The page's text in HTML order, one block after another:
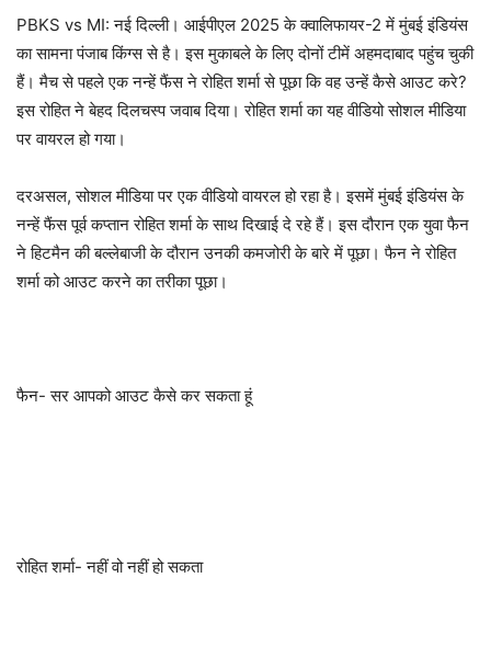
PBKS vs MI: नई दिल्ली। आईपीएल 2025 के क्वालिफायर-2 में मुंबई इंडियंस
का सामना पंजाब किंग्स से है। इस मुकाबले के लिए दोनों टीमें अहमदाबाद पहुंच चुकी
हैं। मैच से पहले एक नन्हें फैंस ने रोहित शर्मा से पूछा कि वह उन्हें कैसे आउट करे?
इस रोहित ने बेहद दिलचस्प जवाब दिया। रोहित शर्मा का यह वीडियो सोशल मीडिया
पर वायरल हो गया।
दरअसल, सोशल मीडिया पर एक वीडियो वायरल हो रहा है। इसमें मुंबई इंडियंस के
नन्हें फैंस पूर्व कप्तान रोहित शर्मा के साथ दिखाई दे रहे हैं। इस दौरान एक युवा फैन
ने हिटमैन की बल्लेबाजी के दौरान उनकी कमजोरी के बारे में पूछा। फैन ने रोहित
शर्मा को आउट करने का तरीका पूछा।
फैन- सर आपको आउट कैसे कर सकता हूं
रोहित शर्मा- नहीं वो नहीं हो सकता